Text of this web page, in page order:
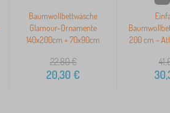
Baumwollbettwäsche
Glamour-Ornamente
140x200cm + 70x90cm
22,80€
20,30 €
200 cm –